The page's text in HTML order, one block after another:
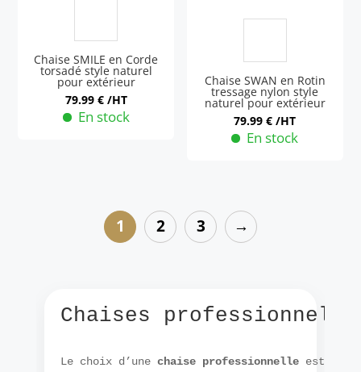
Chaise SMILE en Corde
torsadé style naturel
pour extérieur
79.99 € /HT
En stock
Chaise SWAN en Rotin
tressage nylon style
naturel pour extérieur
79.99€ /HT
En stock
1 2 3 →
Chaises
Le choix d’une chaise professionnelle est